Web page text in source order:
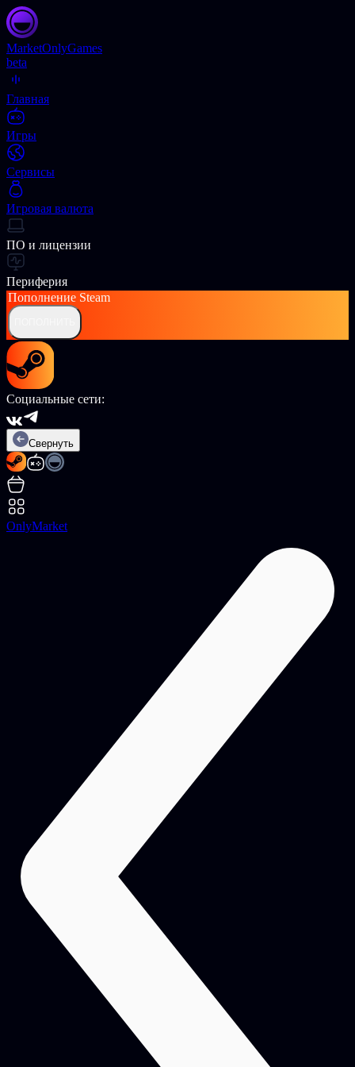
MarketOnlyGames
beta
Главная
Игры
Сервисы
Игровая валюта
ПО и лицензии
Периферия
Пополнение Steam
Социальные сети:
Свернуть
OnlyMarket